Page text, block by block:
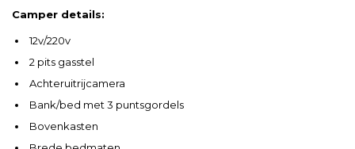
Camper details:
12v/220v
2 pits gasstel
Achteruitrijcamera
Bank/bed met 3 puntsgordels
Bovenkasten